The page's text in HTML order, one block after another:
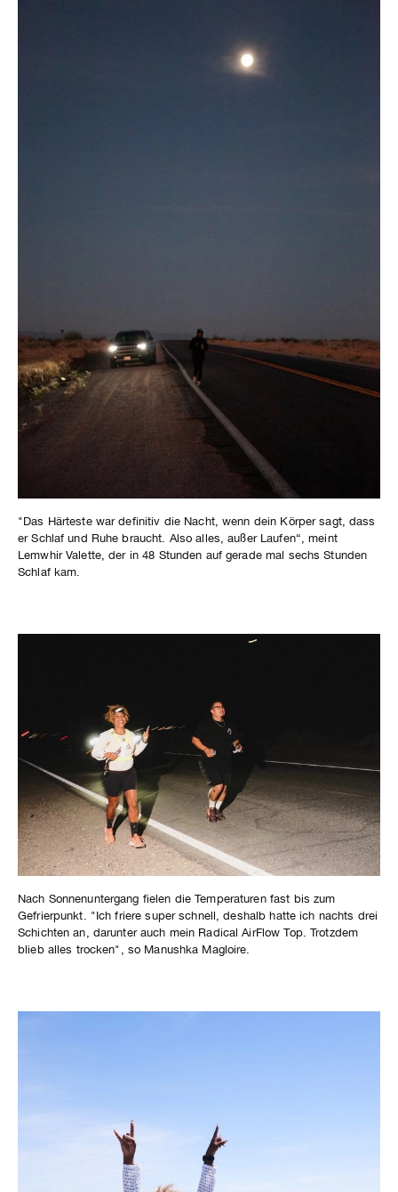
"Das Härteste war definitiv die Nacht, wenn dein Körper sagt, dass
er Schlaf und Ruhe braucht. Also alles, außer Laufen“, meint
Lemwhir Valette, der in 48 Stunden auf gerade mal sechs Stunden
Schlaf kam.
Nach Sonnenuntergang fielen die Temperaturen fast bis zum
Gefrierpunkt. "Ich friere super schnell, deshalb hatte ich nachts drei
Schichten an, darunter auch mein Radical AirFlow Top. Trotzdem
blieb alles trocken", so Manushka Magloire.